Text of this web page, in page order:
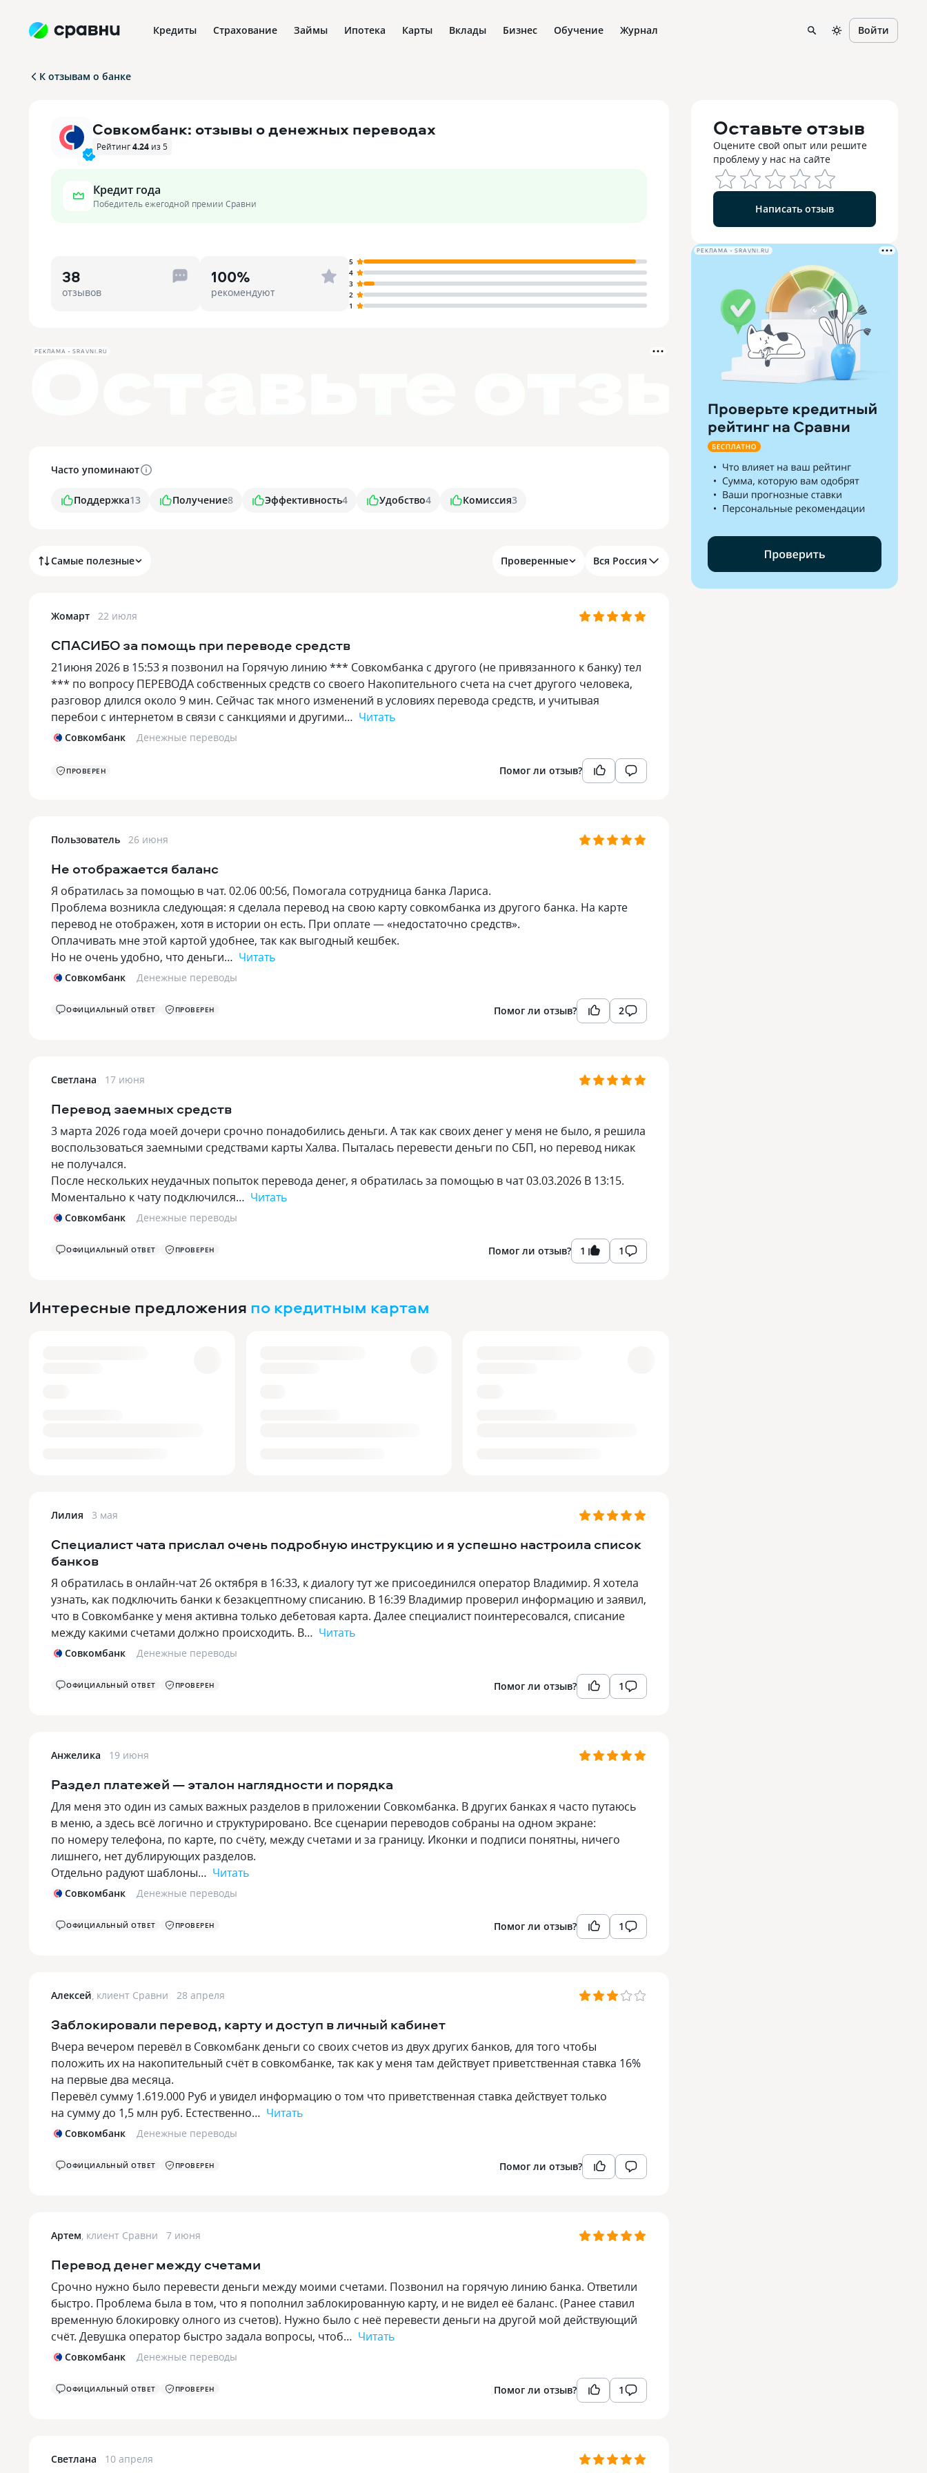
Кредиты Страхование Займы Ипотека Карты Вклады Бизнес Обучение Журнал Войти
К отзывам о банке
Совкомбанк: отзывы о денежных переводах
Рейтинг4.24 из 5
Кредит года
Победитель ежегодной премии Сравни
38
отзывов
100%
рекомендуют
5
4
3
2
1
РЕКЛАМА • SRAVNI.RU
Часто упоминают
Поддержка13 Получение8 Эффективность4 Удобство4 Комиссия3
Самые полезные Проверенные Вся Россия
Жомарт 22 июля
СПАСИБО за помощь при переводе средств
21июня 2026 в 15:53 я позвонил на Горячую линию *** Совкомбанка с другого (не привязанного к банку) тел
*** по вопросу ПЕРЕВОДА собственных средств со своего Накопительного счета на счет другого человека,
разговор длился около 9 мин. Сейчас так много изменений в условиях перевода средств, и учитывая
перебои с интернетом в связи с санкциями и другими… Читать
Совкомбанк Денежные переводы
ПРОВЕРЕН Помог ли отзыв?
Пользователь 26 июня
Не отображается баланс
Я обратилась за помощью в чат. 02.06 00:56, Помогала сотрудница банка Лариса.
Проблема возникла следующая: я сделала перевод на свою карту совкомбанка из другого банка. На карте
перевод не отображен, хотя в истории он есть. При оплате — «недостаточно средств».
Оплачивать мне этой картой удобнее, так как выгодный кешбек.
Но не очень удобно, что деньги… Читать
Совкомбанк Денежные переводы
ОФИЦИАЛЬНЫЙ ОТВЕТ ПРОВЕРЕН Помог ли отзыв? 2
Светлана 17 июня
Перевод заемных средств
3 марта 2026 года моей дочери срочно понадобились деньги. А так как своих денег у меня не было, я решила
воспользоваться заемными средствами карты Халва. Пыталась перевести деньги по СБП, но перевод никак
не получался.
После нескольких неудачных попыток перевода денег, я обратилась за помощью в чат 03.03.2026 В 13:15.
Моментально к чату подключился… Читать
Совкомбанк Денежные переводы
ОФИЦИАЛЬНЫЙ ОТВЕТ ПРОВЕРЕН Помог ли отзыв? 1 1
Интересные предложения по кредитным картам
Лилия 3 мая
Специалист чата прислал очень подробную инструкцию и я успешно настроила список
банков
Я обратилась в онлайн-чат 26 октября в 16:33, к диалогу тут же присоединился оператор Владимир. Я хотела
узнать, как подключить банки к безакцептному списанию. В 16:39 Владимир проверил информацию и заявил,
что в Совкомбанке у меня активна только дебетовая карта. Далее специалист поинтересовался, списание
между какими счетами должно происходить. В… Читать
Совкомбанк Денежные переводы
ОФИЦИАЛЬНЫЙ ОТВЕТ ПРОВЕРЕН Помог ли отзыв? 1
Анжелика 19 июня
Раздел платежей — эталон наглядности и порядка
Для меня это один из самых важных разделов в приложении Совкомбанка. В других банках я часто путаюсь
в меню, а здесь всё логично и структурировано. Все сценарии переводов собраны на одном экране:
по номеру телефона, по карте, по счёту, между счетами и за границу. Иконки и подписи понятны, ничего
лишнего, нет дублирующих разделов.
Отдельно радуют шаблоны… Читать
Совкомбанк Денежные переводы
ОФИЦИАЛЬНЫЙ ОТВЕТ ПРОВЕРЕН Помог ли отзыв? 1
Алексей, клиент Сравни 28 апреля
Заблокировали перевод, карту и доступ в личный кабинет
Вчера вечером перевёл в Совкомбанк деньги со своих счетов из двух других банков, для того чтобы
положить их на накопительный счёт в совкомбанке, так как у меня там действует приветственная ставка 16%
на первые два месяца.
Перевёл сумму 1.619.000 Руб и увидел информацию о том что приветственная ставка действует только
на сумму до 1,5 млн руб. Естественно… Читать
Совкомбанк Денежные переводы
ОФИЦИАЛЬНЫЙ ОТВЕТ ПРОВЕРЕН Помог ли отзыв?
Артем, клиент Сравни 7 июня
Перевод денег между счетами
Срочно нужно было перевести деньги между моими счетами. Позвонил на горячую линию банка. Ответили
быстро. Проблема была в том, что я пополнил заблокированную карту, и не видел её баланс. (Ранее ставил
временную блокировку олного из счетов). Нужно было с неё перевести деньги на другой мой действующий
счёт. Девушка оператор быстро задала вопросы, чтоб… Читать
Совкомбанк Денежные переводы
ОФИЦИАЛЬНЫЙ ОТВЕТ ПРОВЕРЕН Помог ли отзыв? 1
Светлана 10 апреля
Оставьте отзыв
Оцените свой опыт или решите
проблему у нас на сайте
Написать отзыв
РЕКЛАМА • SRAVNI.RU